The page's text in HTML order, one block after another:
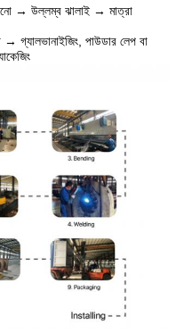
→ উল্লম্ব ঝালাই → মাত্রা
গ্যালভানাইজিং, পাউডার লেপ বা